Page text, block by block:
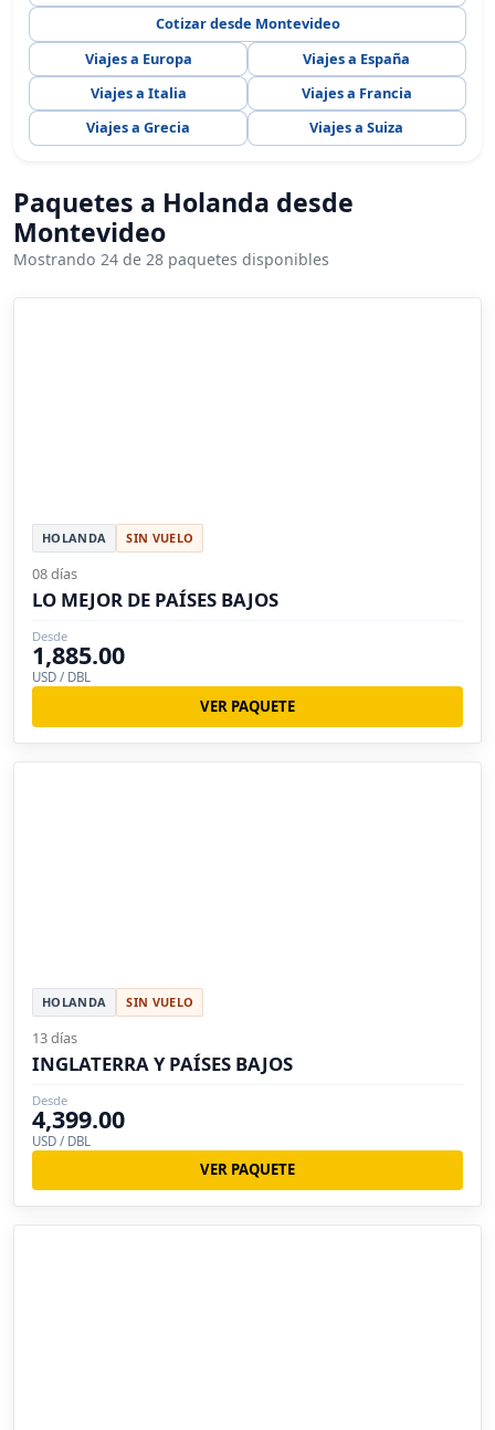
Cotizar desde Montevideo
Viajes a Europa
Viajes a España
Viajes a Italia
Viajes a Francia
Viajes a Grecia
Viajes a Suiza
Paquetes a Holanda desde
Montevideo
Mostrando 24 de 28 paquetes disponibles
HOLANDA SIN VUELO
08 días
LO MEJOR DE PAÍSES BAJOS
Desde
1,885.00
USD / DBL
VER PAQUETE
HOLANDA SIN VUELO
13 días
INGLATERRA Y PAÍSES BAJOS
Desde
4,399.00
USD / DBL
VER PAQUETE